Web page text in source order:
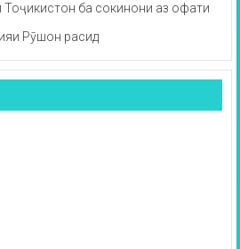
Тоҷикистон ба сокинони аз офати
Рӯшон расид